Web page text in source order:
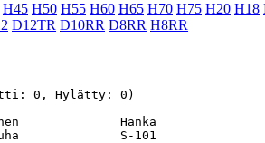
H45 H50 H55 H60 H65 H70 H75 H20 H18
D12TR D10RR D8RR H8RR
0, Hylätty: 0)
Hanka
S-101